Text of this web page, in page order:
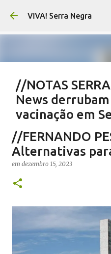
Pular para o
VIVA! Serra Negra
//NOTAS
News
vacinação em
SALETE SILVA
//FERNANDO
Alternativas
em dezembro 15, 2023